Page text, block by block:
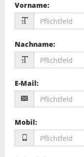
Vorname:
Nachname:
E-Mail:
Mobil: